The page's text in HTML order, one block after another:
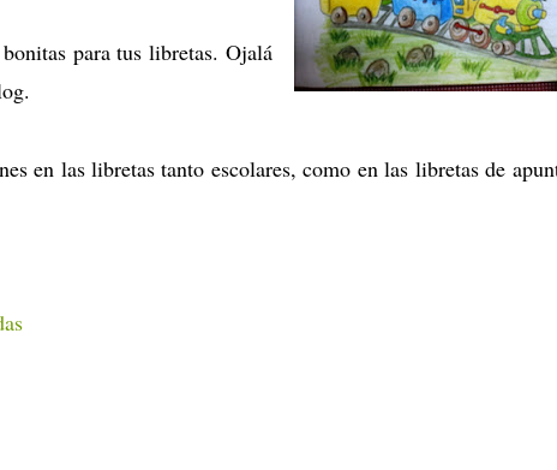
para tus libretas. Ojalá
en las libretas tanto escolares, como en las libretas de